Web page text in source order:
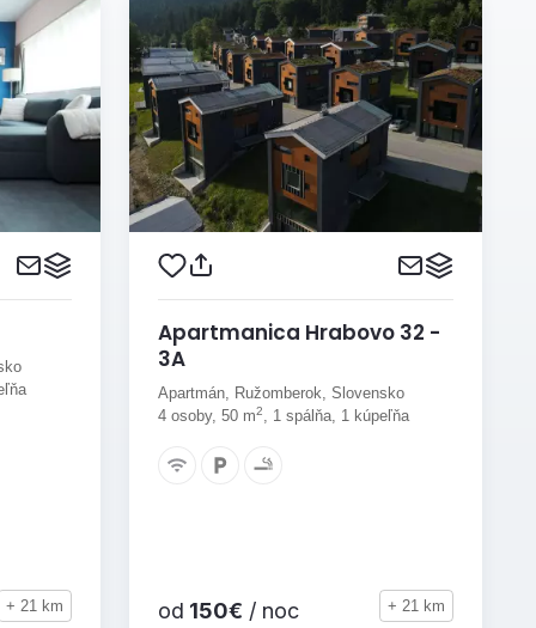
+ 21 km
Apartmanica Hrabovo 32 -
3A
Apartmán, Ružomberok, Slovensko
4 osoby, 50 m2, 1 spálňa, 1 kúpeľňa
od 150€ / noc + 21 km